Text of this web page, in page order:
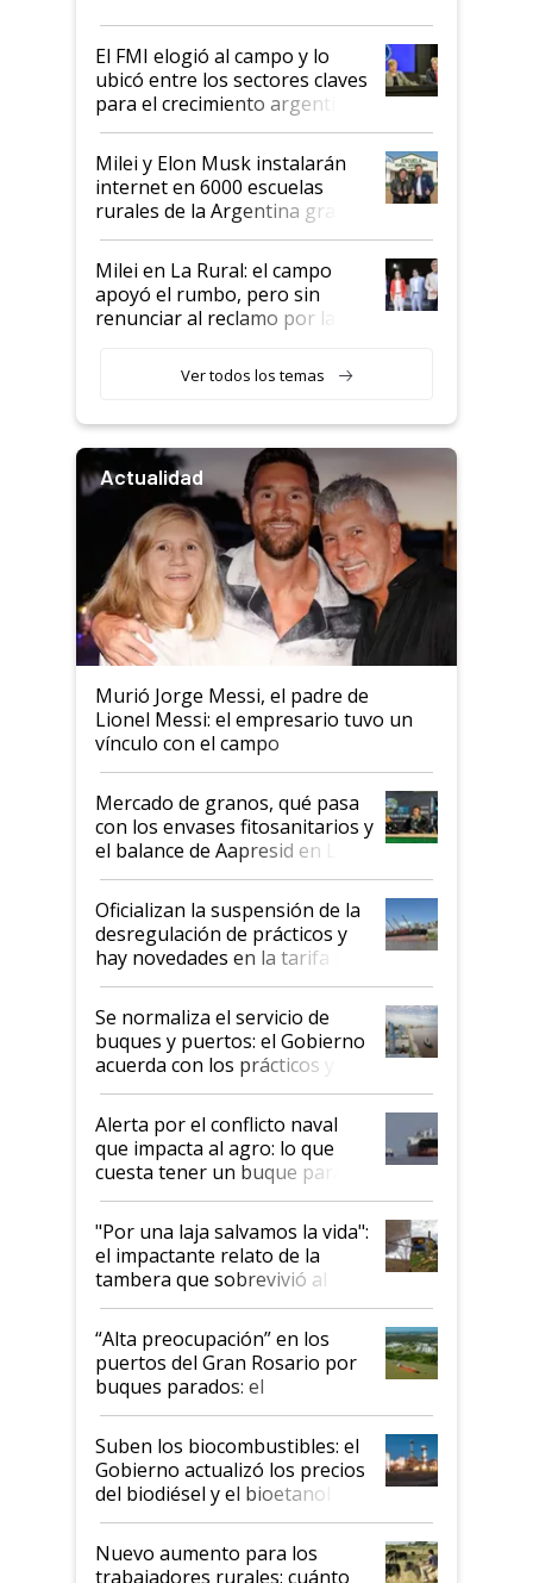
de Milei
El FMI elogió al campo y lo
ubicó entre los sectores claves
para el crecimiento argentino
Milei y Elon Musk instalarán
internet en 6000 escuelas
rurales de la Argentina gracias
a un acuerdo con Starlink
Milei en La Rural: el campo
apoyó el rumbo, pero sin
renunciar al reclamo por las
Ver todos los temas
Actualidad
Murió Jorge Messi, el padre de
Lionel Messi: el empresario tuvo un
vínculo con el campo
Mercado de granos, qué pasa
con los envases fitosanitarios y
el balance de Aapresid en La
Posta
Oficializan la suspensión de la
desregulación de prácticos y
hay novedades en la tarifa de
la hidrovía
Se normaliza el servicio de
buques y puertos: el Gobierno
acuerda con los prácticos y
suspende el decreto de
desregulación
Alerta por el conflicto naval
que impacta al agro: lo que
cuesta tener un buque parado
y el peligro de que Argentina
pase a ser "país sucio"
"Por una laja salvamos la vida":
el impactante relato de la
tambera que sobrevivió al
tornado
“Alta preocupación” en los
puertos del Gran Rosario por
buques parados: el
funcionamiento de las
exportadoras en tensión tras
la medida de fuerza de los
prácticos
Suben los biocombustibles: el
Gobierno actualizó los precios
del biodiésel y el bioetanol
Nuevo aumento para los
trabajadores rurales: cuánto